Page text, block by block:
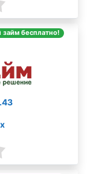
займ бесплатно!